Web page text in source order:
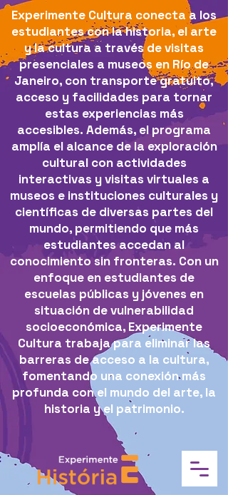
Experimente Cultura conecta a los
estudiantes con la historia, el arte
y la cultura a través de visitas
presenciales a museos en Río de
Janeiro, con transporte gratuito,
acceso y facilidades para tornar
estas experiencias más
accesibles. Además, el programa
amplía el alcance de la exploración
cultural con actividades
interactivas y visitas virtuales a
museos e instituciones culturales y
científicas de diversas partes del
mundo, permitiendo que más
estudiantes accedan al
conocimiento sin fronteras. Con un
enfoque en estudiantes de
escuelas públicas y jóvenes en
situación de vulnerabilidad
socioeconómica, Experimente
Cultura trabaja para eliminar las
barreras de acceso a la cultura,
fomentando una conexión más
profunda con el mundo del arte, la
historia y el patrimonio.